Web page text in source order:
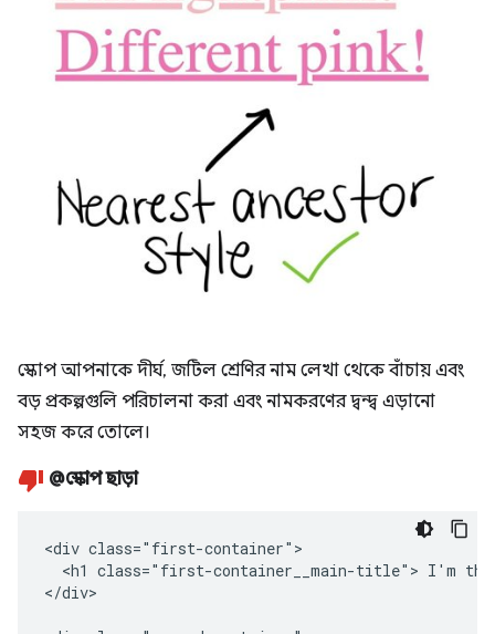
স্কোপ আপনাকে দীর্ঘ, জটিল শ্রেণির নাম লেখা থেকে বাঁচায় এবং
বড় প্রকল্পগুলি পরিচালনা করা এবং নামকরণের দ্বন্দ্ব এড়ানো
সহজ করে তোলে।
@স্কোপ ছাড়া
<div class="first-container">
<h1 class="first-container__main-title"> I'm
</div>